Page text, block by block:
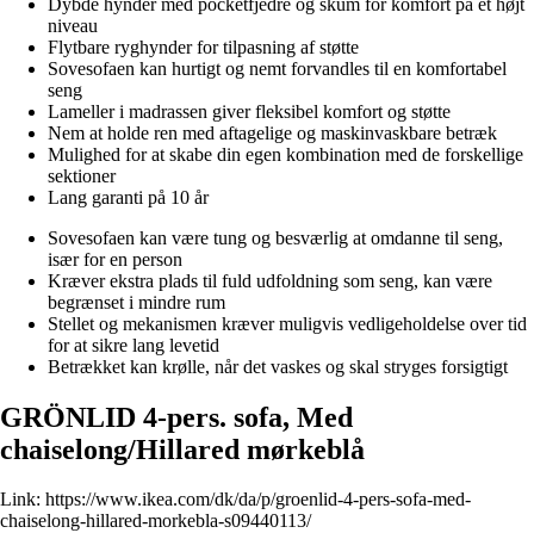
niveau
Flytbare ryghynder for tilpasning af støtte
Sovesofaen kan hurtigt og nemt forvandles til en komfortabel
seng
Lameller i madrassen giver fleksibel komfort og støtte
Nem at holde ren med aftagelige og maskinvaskbare betræk
Mulighed for at skabe din egen kombination med de forskellige
sektioner
Lang garanti på 10 år
Sovesofaen kan være tung og besværlig at omdanne til seng,
især for en person
Kræver ekstra plads til fuld udfoldning som seng, kan være
begrænset i mindre rum
Stellet og mekanismen kræver muligvis vedligeholdelse over tid
for at sikre lang levetid
Betrækket kan krølle, når det vaskes og skal stryges forsigtigt
GRÖNLID 4-pers. sofa, Med
chaiselong/Hillared mørkeblå
Link: https://www.ikea.com/dk/da/p/groenlid-4-pers-sofa-med-
chaiselong-hillared-morkebla-s09440113/